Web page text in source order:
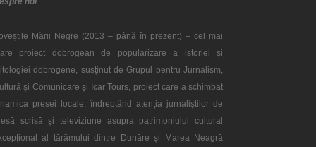
Mării Negre (2013 – până în prezent) – cel mai
proiect dobrogean de popularizare a istoriei și
dobrogene, susținut de Grupul pentru Jurnalism,
și Comunicare și Icar Tours, proiect care a schimbat
presei locale, îndreptând atenția jurnaliștilor de
scrisă și televiziune asupra patrimoniului cultural
al tărâmului dintre Dunăre și Marea Neagră